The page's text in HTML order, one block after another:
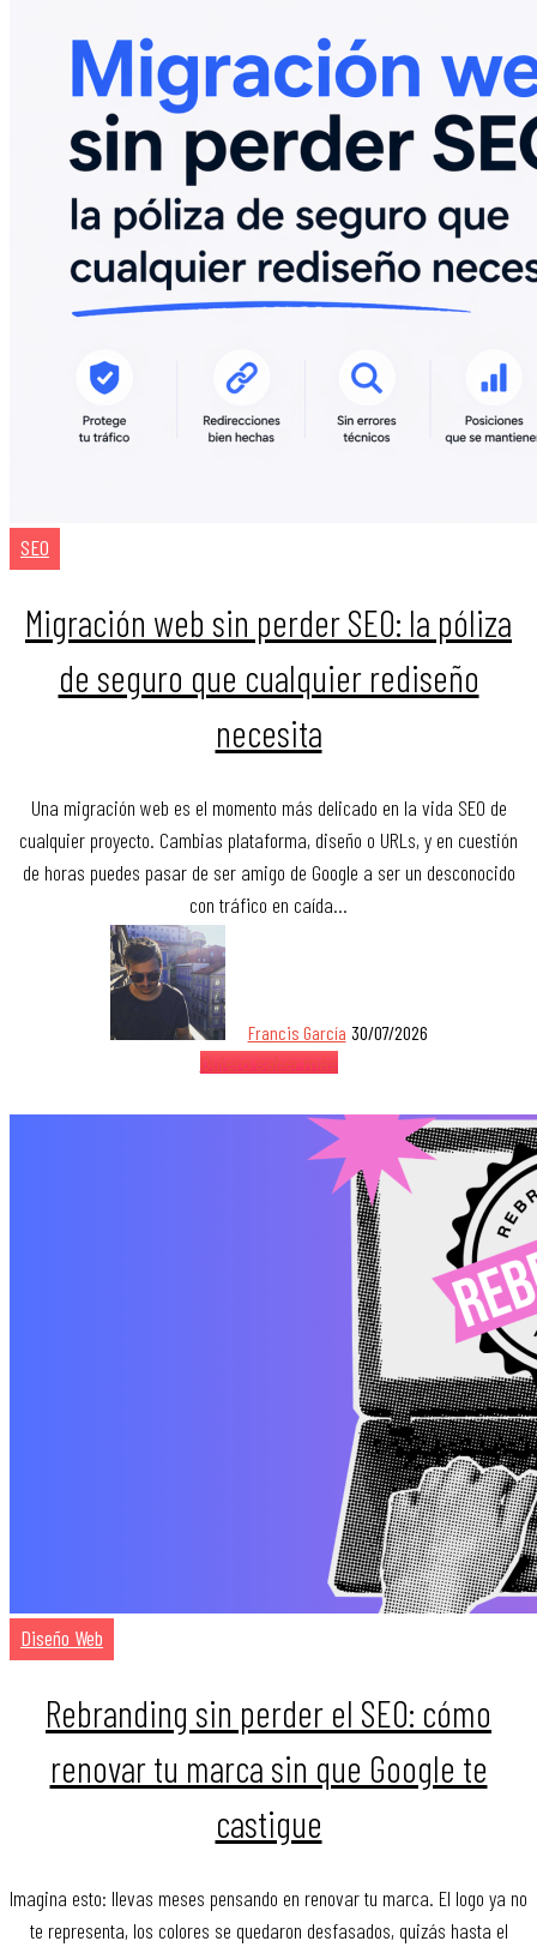
SEO
Migración web sin perder SEO: la póliza
de seguro que cualquier rediseño
necesita
Una migración web es el momento más delicado en la vida SEO de
cualquier proyecto. Cambias plataforma, diseño o URLs, y en cuestión
de horas puedes pasar de ser amigo de Google a ser un desconocido
con tráfico en caída…
Francis García 30/07/2026
Quiero saber más
Diseño Web
Rebranding sin perder el SEO: cómo
renovar tu marca sin que Google te
castigue
Imagina esto: llevas meses pensando en renovar tu marca. El logo ya no
te representa, los colores se quedaron desfasados, quizás hasta el